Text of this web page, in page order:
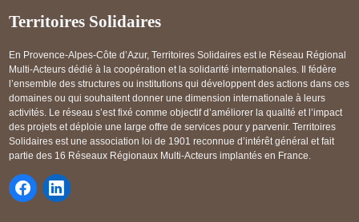
Territoires Solidaires
En Provence-Alpes-Côte d’Azur, Territoires Solidaires est le Réseau Régional
Multi-Acteurs dédié à la coopération et la solidarité internationales. Il fédère
l’ensemble des structures ou institutions qui développent des actions dans ces
domaines ou qui souhaitent donner une dimension internationale à leurs
activités. Le réseau s’est fixé comme objectif d’améliorer la qualité et l’impact
des projets et déploie une large offre de services pour y parvenir. Territoires
Solidaires est une association loi de 1901 reconnue d’intérêt général et fait
partie des 16 Réseaux Régionaux Multi-Acteurs implantés en France.